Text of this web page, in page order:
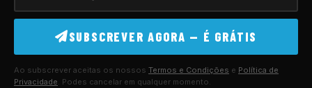
SUBSCREVER AGORA — É GRÁTIS
Ao subscrever aceitas os nossos Termos e Condições e Política de
Privacidade. Podes cancelar em qualquer momento.